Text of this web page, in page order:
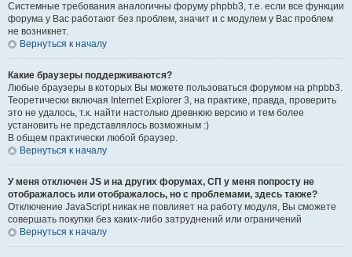
Системные требования аналогичны форуму phpbb3, т.е. если все функции
форума у Вас работают без проблем, значит и с модулем у Вас проблем
не возникнет.
Вернуться к началу
Какие браузеры поддерживаются?
Любые браузеры в которых Вы можете пользоваться форумом на phpbb3.
Теоретически включая Internet Explorer 3, на практике, правда, проверить
это не удалось, т.к. найти настолько древнюю версию и тем более
установить не представлялось возможным :)
В общем практически любой браузер.
Вернуться к началу
У меня отключен JS и на других форумах, СП у меня попросту не
отображалось или отображалось, но с проблемами, здесь также?
Отключение JavaScript никак не повлияет на работу модуля, Вы сможете
совершать покупки без каких-либо затруднений или ограничений
Вернуться к началу